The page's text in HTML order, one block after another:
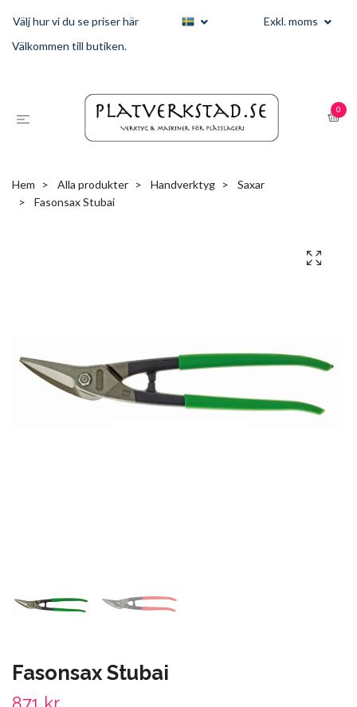
Välj hur vi du se priser här
Exkl. moms
Välkommen till butiken.
0
Hem Alla produkter Handverktyg
Saxar
Fasonsax Stubai
Fasonsax Stubai